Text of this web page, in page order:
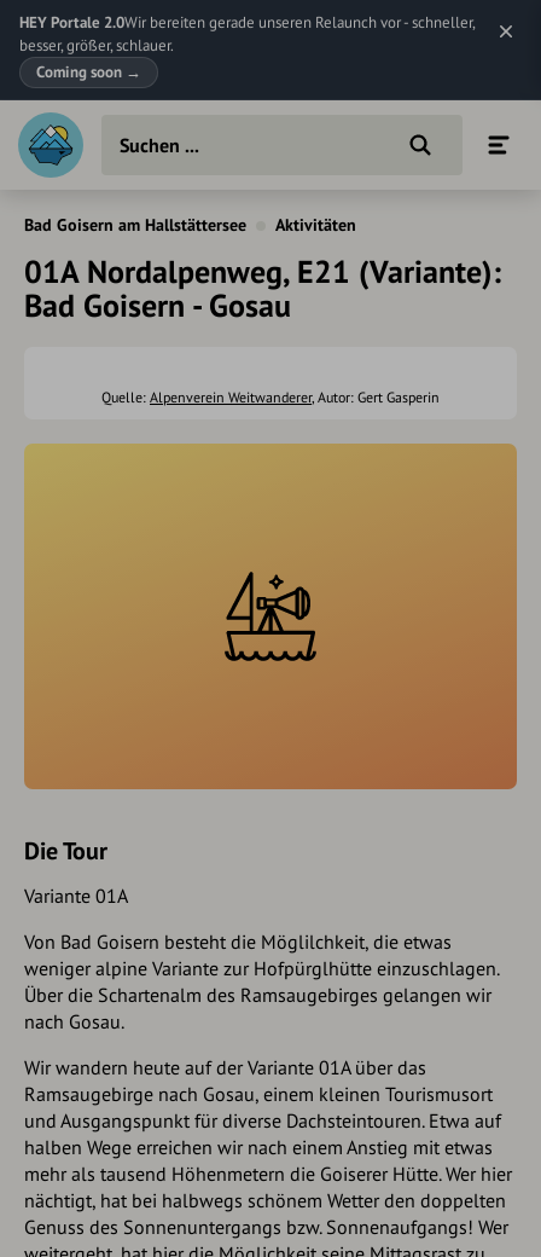
HEY Portale 2.0Wir bereiten gerade unseren Relaunch vor - schneller,
besser, größer, schlauer.
Coming soon →
Bad Goisern am Hallstättersee Aktivitäten
01A Nordalpenweg, E21 (Variante):
Bad Goisern - Gosau
Quelle: Alpenverein Weitwanderer, Autor: Gert Gasperin
Die Tour
Variante 01A
Von Bad Goisern besteht die Möglilchkeit, die etwas
weniger alpine Variante zur Hofpürglhütte einzuschlagen.
Über die Schartenalm des Ramsaugebirges gelangen wir
nach Gosau.
Wir wandern heute auf der Variante 01A über das
Ramsaugebirge nach Gosau, einem kleinen Tourismusort
und Ausgangspunkt für diverse Dachsteintouren. Etwa auf
halben Wege erreichen wir nach einem Anstieg mit etwas
mehr als tausend Höhenmetern die Goiserer Hütte. Wer hier
nächtigt, hat bei halbwegs schönem Wetter den doppelten
Genuss des Sonnenuntergangs bzw. Sonnenaufgangs! Wer